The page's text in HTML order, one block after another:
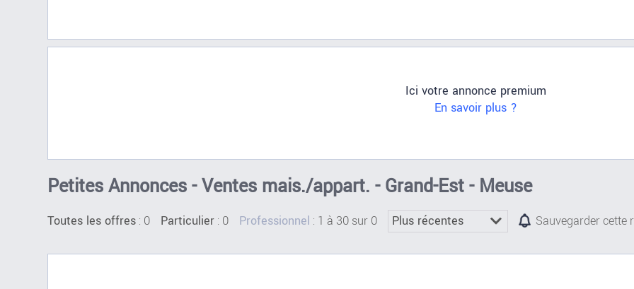
Ici votre annonce premium
En savoir plus ?
Petites Annonces - Ventes mais./appart. - Grand-Est - Meuse
Toutes les offres : 0 Particulier : 0 Professionnel : 1 à 30 sur 0 Sauvegarder cette